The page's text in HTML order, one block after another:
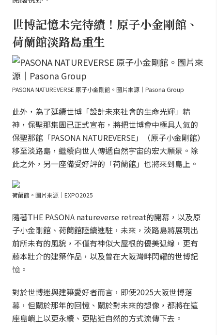
世博記憶未完待續！原子小金剛館、
荷蘭館淡路島重生
PASONA NATUREVERSE 原子小金剛館。圖片來源｜Pasona Group
此外，為了延續世博「設計未來社會的生命光輝」精
神，保聖那集團已正式宣布，將把世博會中極具人氣的
保聖那館「PASONA NATUREVERSE」（原子小金剛館）
移至淡路島，繼續向世人傳遞自然宇宙的宏大願景。除
此之外，另一座備受好評的「荷蘭館」也將來到島上。
荷蘭館。圖片來源｜EXPO2025
隨著THE PASONA natureverse retreat的開幕，以及原
子小金剛館、荷蘭館陸續進駐，未來，淡路島將展現出
前所未有的風貌，不僅有神似大屋根的優美弧線，更有
藤本壯介的建築作品，以及曾在大阪灣畔閃耀的世博記
憶。
對於世博迷與建築愛好者而言，即使2025大阪世博落
幕，但關於那年的回憶、關於對未來的想像，都將在這
座島嶼上以更永續、更貼近自然的方式流傳下去。